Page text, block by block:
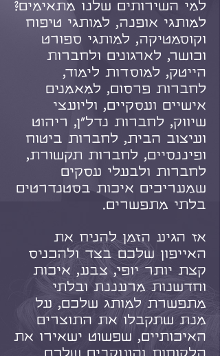
למי השירותים שלנו מתאימים?
למותגי אופנה, למותגי טיפוח
וקוסמטיקה, למותגי ספורט
וכושר, לארגונים ולחברות
הייטק, למוסדות לימוד,
לחברות פרסום, למאמנים
אישיים ועסקיים, וליועצי
שיווק, לחברות נדל"ן, ריהוט
ועיצוב הבית, לחברות ביטוח
ופיננסיים, לחברות תקשורת,
לחברות ולבעלי עסקים
שמעריכים איכות בסטנדרטים
בלתי מתפשרים.
אז הגיע הזמן להניח את
האייפון שלכם בצד ולהכניס
קצת יותר יופי, צבע, איכות
וחדשנות מרעננת ובלתי
מתפשרת למותג שלכם, על
מנת שתקבלו את התוצרים
האיכותיים, שפשוט ישאירו את
הלקוחות והעוקבים שלכם